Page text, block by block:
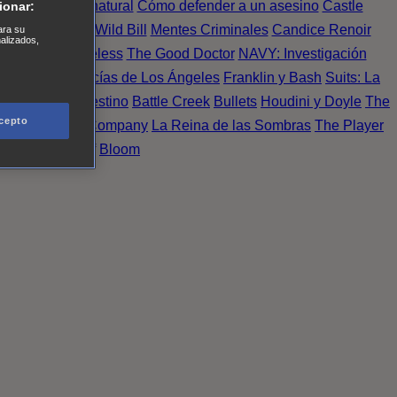
Sobrenatural Cómo defender a un asesino Castle
de Noche Wild Bill Mentes Criminales Candice Renoir
Timeless The Good Doctor NAVY: Investigación
Finest. Policías de Los Ángeles Franklin y Bash Suits: La
More Último Destino Battle Creek Bullets Houdini y Doyle The
X Company La Reina de las Sombras The Player
Bloom
su